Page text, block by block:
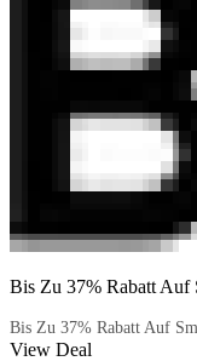
Bis Zu 37% Rabatt Auf
Bis Zu 37% Rabatt Auf
View Deal